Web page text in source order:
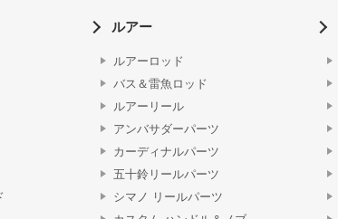
ルアー
ルアーロッド
バス＆雷魚ロッド
ルアーリール
アンバサダーパーツ
カーディナルパーツ
五十鈴リールパーツ
シマノ リールパーツ